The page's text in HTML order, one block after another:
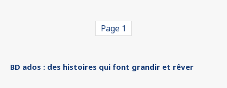
Page 1
BD ados : des histoires qui font grandir et rêver